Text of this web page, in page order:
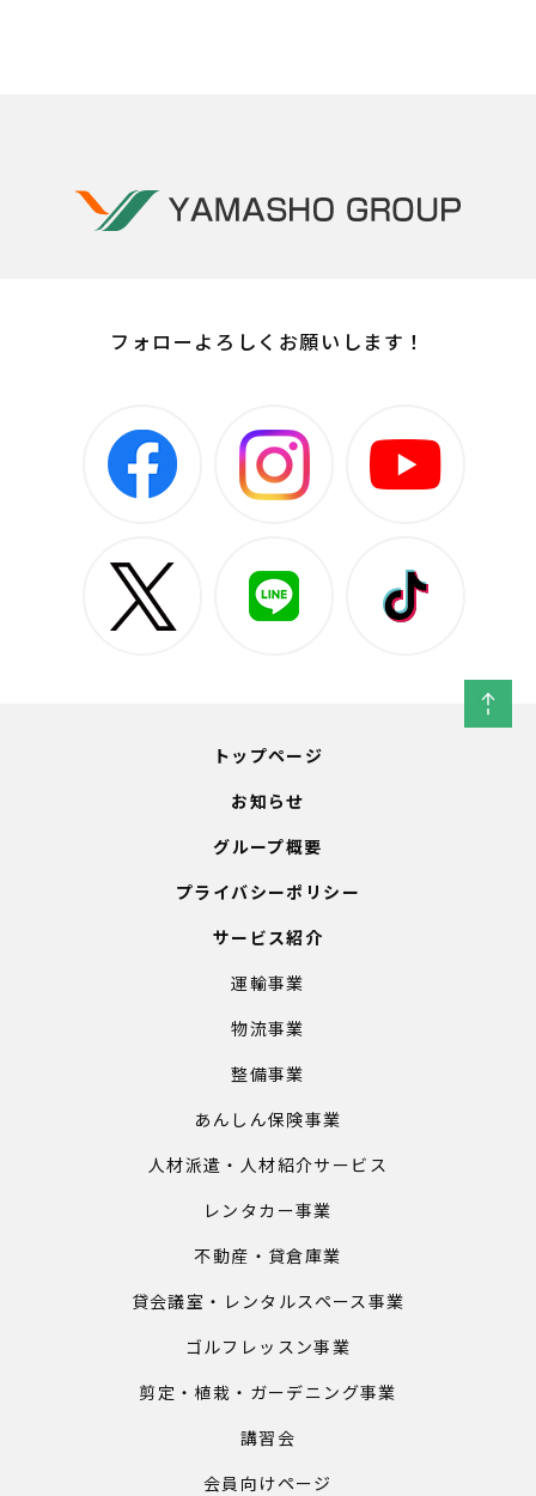
フォローよろしくお願いします！
トップページ
お知らせ
グループ概要
プライバシーポリシー
サービス紹介
運輸事業
物流事業
整備事業
あんしん保険事業
人材派遣・人材紹介サービス
レンタカー事業
不動産・貸倉庫業
貸会議室・レンタルスペース事業
ゴルフレッスン事業
剪定・植栽・ガーデニング事業
講習会
会員向けページ